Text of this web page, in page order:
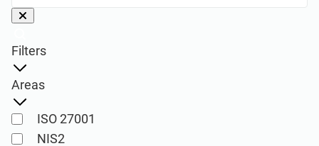
Filters
Areas
ISO 27001
NIS2